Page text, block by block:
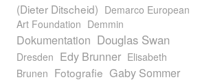
(Dieter Ditscheid) Demarco European
Art Foundation Demmin
Dokumentation Douglas Swan
Dresden Edy Brunner Elisabeth
Brunen Fotografie Gaby Sommer